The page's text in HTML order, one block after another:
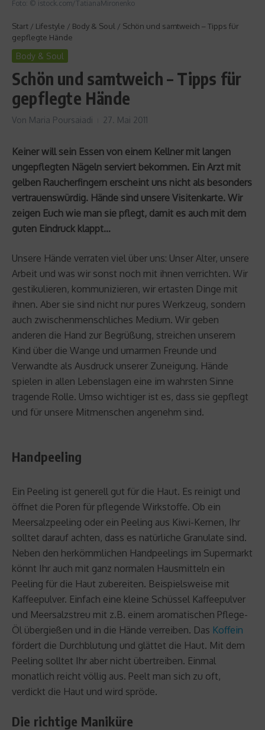
Foto: © istock.com/TatianaMironenko
Start / Lifestyle / Body & Soul / Schön und samtweich – Tipps für
gepflegte Hände
Body & Soul
Schön und samtweich – Tipps für
gepflegte Hände
Von Maria Poursaiadi 27. Mai 2011
Keiner will sein Essen von einem Kellner mit langen
ungepflegten Nägeln serviert bekommen. Ein Arzt mit
gelben Raucherfingern erscheint uns nicht als besonders
vertrauenswürdig. Hände sind unsere Visitenkarte. Wir
zeigen Euch wie man sie pflegt, damit es auch mit dem
guten Eindruck klappt…
Unsere Hände verraten viel über uns: Unser Alter, unsere
Arbeit und was wir sonst noch mit ihnen verrichten. Wir
gestikulieren, kommunizieren, wir ertasten Dinge mit
ihnen. Aber sie sind nicht nur pures Werkzeug, sondern
auch zwischenmenschliches Medium. Wir geben
anderen die Hand zur Begrüßung, streichen unserem
Kind über die Wange und umarmen Freunde und
Verwandte als Ausdruck unserer Zuneigung. Hände
spielen in allen Lebenslagen eine im wahrsten Sinne
tragende Rolle. Umso wichtiger ist es, dass sie gepflegt
und für unsere Mitmenschen angenehm sind.
Handpeeling
Ein Peeling ist generell gut für die Haut. Es reinigt und
öffnet die Poren für pflegende Wirkstoffe. Ob ein
Meersalzpeeling oder ein Peeling aus Kiwi-Kernen, Ihr
solltet darauf achten, dass es natürliche Granulate sind.
Neben den herkömmlichen Handpeelings im Supermarkt
könnt Ihr auch mit ganz normalen Hausmitteln ein
Peeling für die Haut zubereiten. Beispielsweise mit
Kaffeepulver. Einfach eine kleine Schüssel Kaffeepulver
und Meersalzstreu mit z.B. einem aromatischen Pflege-
Öl übergießen und in die Hände verreiben. Das Koffein
fördert die Durchblutung und glättet die Haut. Mit dem
Peeling solltet Ihr aber nicht übertreiben. Einmal
monatlich reicht völlig aus. Peelt man sich zu oft,
verdickt die Haut und wird spröde.
Die richtige Maniküre